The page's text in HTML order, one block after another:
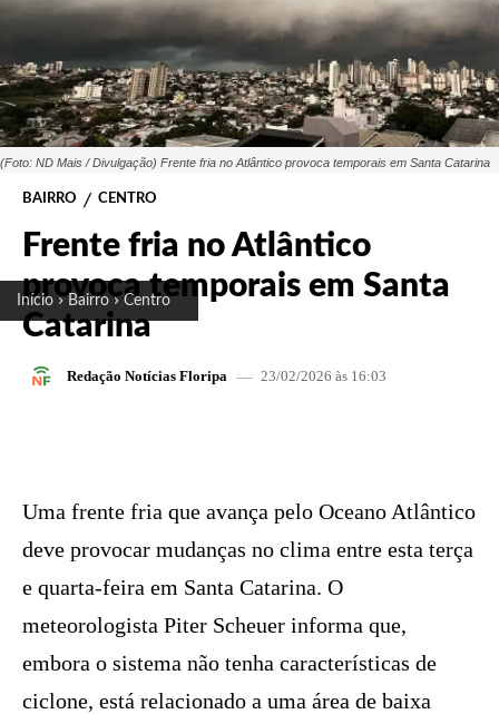
Início Bairro Centro
(Foto: ND Mais / Divulgação) Frente fria no Atlântico provoca temporais em Santa Catarina
BAIRRO CENTRO
Frente fria no Atlântico
provoca temporais em Santa
Catarina
Redação Notícias Floripa 23/02/2026 às 16:03
Uma frente fria que avança pelo Oceano Atlântico
deve provocar mudanças no clima entre esta terça
e quarta-feira em Santa Catarina. O
meteorologista Piter Scheuer informa que,
embora o sistema não tenha características de
ciclone, está relacionado a uma área de baixa